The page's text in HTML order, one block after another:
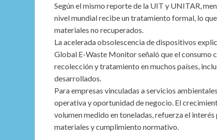
Según el mismo reporte de la UIT y UNITAR,
nivel mundial recibe un tratamiento formal, lo
materiales no recuperados.
La acelerada obsolescencia de dispositivos
Global E-Waste Monitor señaló que el consumo
recolección y tratamiento en muchos países,
desarrollados.
Para empresas vinculadas a servicios
operativa y oportunidad de negocio. El
volumen medido en toneladas, refuerza el
materiales y cumplimiento normativo.